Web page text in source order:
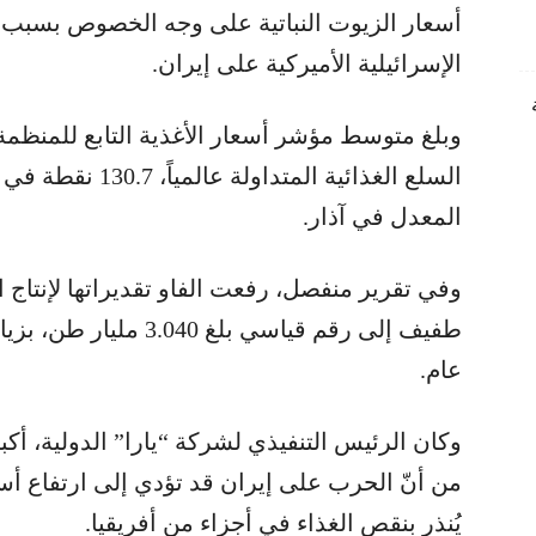
أسعار الزيوت النباتية على وجه الخصوص
الإسرائيلية الأميركية على إيران.
وبلغ متوسط مؤشر أسعار الأغذية التابع
المعدل في آذار.
عام.
وكان الرئيس التنفيذي لشركة “يارا” الدولية،
من أنّ الحرب على إيران قد تؤدي إلى ارتفاع
يُنذر بنقص الغذاء في أجزاء من أفريقيا.